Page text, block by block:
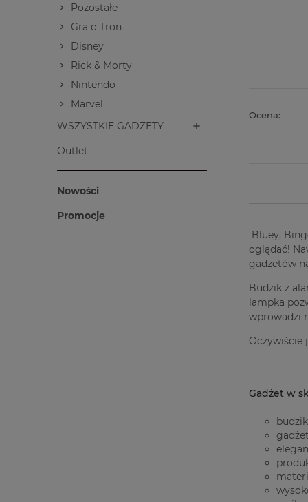
Pozostałe
Gra o Tron
Disney
Rick & Morty
Nintendo
Marvel
WSZYSTKIE GADŻETY
Outlet
Nowości
Promocje
Ocena:
Bluey,
oglądać!
gadżetów
Budzik z
lampka
wprowadzi
Oczywiście
Gadżet w